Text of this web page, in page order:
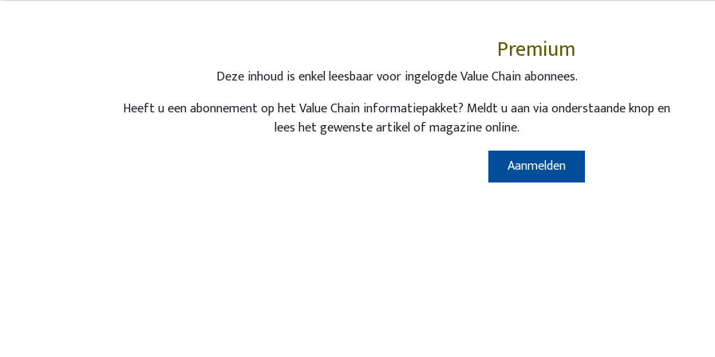
Premium
Deze inhoud is enkel leesbaar voor ingelogde Value Chain abonnees.
Heeft u een abonnement op het Value Chain informatiepakket? Meldt u aan via onderstaande knop en
lees het gewenste artikel of magazine online.
Aanmelden
Magazines
U wenst zich te abonneren op de Value
Chain Management magazines (print